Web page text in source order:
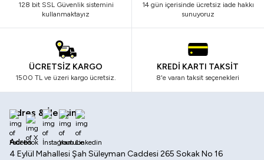
128 bit SSL Güvenlik sistemini
kullanmaktayız
14 gün içerisinde ücretsiz iade hakkı
sunuyoruz
ÜCRETSİZ KARGO
1500 TL ve üzeri kargo ücretsiz.
KREDİ KARTI TAKSİT
8'e varan taksit seçenekleri
Adres & İletişim
Adres
4 Eylül Mahallesi Şah Süleyman Caddesi 265 Sokak No 16
Facebook
X İnstagram
Youtube